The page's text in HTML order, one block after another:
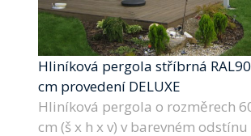
Hliníková pergola stříbrná
cm provedení DELUXE
Hliníková pergola o rozměrech
cm (š x h x v) v barevném